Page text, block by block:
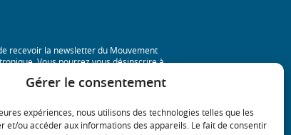
Gérer le consentement
expériences, nous utilisons des technologies telles que les
et/ou accéder aux informations des appareils. Le fait de consentir
recevoir la newsletter du Mouvement
Vous pourrez vous désinscrire à